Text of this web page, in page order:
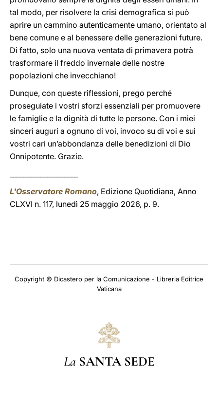
tal modo, per risolvere la crisi demografica si può
aprire un cammino autenticamente umano, orientato al
bene comune e al benessere delle generazioni future.
Di fatto, solo una nuova ventata di primavera potrà
trasformare il freddo invernale delle nostre
popolazioni che invecchiano!
Dunque, con queste riflessioni, prego perché
proseguiate i vostri sforzi essenziali per promuovere
le famiglie e la dignità di tutte le persone. Con i miei
sinceri auguri a ognuno di voi, invoco su di voi e sui
vostri cari un’abbondanza delle benedizioni di Dio
Onnipotente. Grazie.
L'Osservatore Romano, Edizione Quotidiana, Anno
CLXVI n. 117, lunedì 25 maggio 2026, p. 9.
Copyright © Dicastero per la Comunicazione - Libreria Editrice
Vaticana
La SANTA SEDE